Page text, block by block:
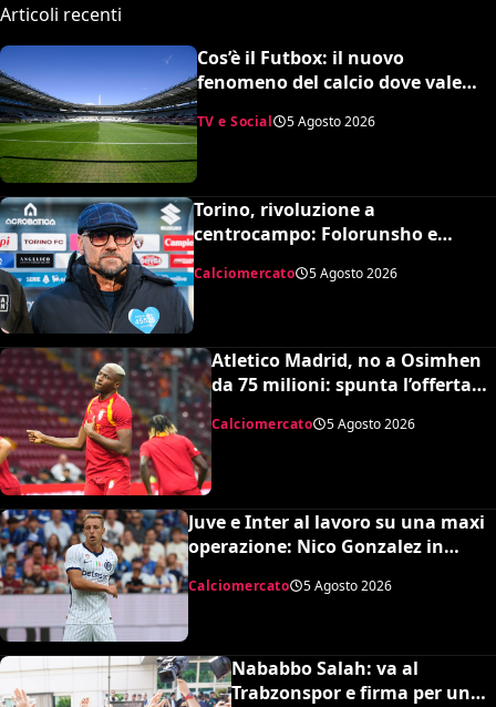
Articoli recenti
Cos’è il Futbox: il nuovo
fenomeno del calcio dove vale
quasi tutto e scoppiano le risse
TV e Social 5 Agosto 2026
Torino, rivoluzione a
centrocampo: Folorunsho e
Sulemana in cima alla lista di
Petrachi
Calciomercato 5 Agosto 2026
Atletico Madrid, no a Osimhen
da 75 milioni: spunta l’offerta
del Tottenham
Calciomercato 5 Agosto 2026
Juve e Inter al lavoro su una maxi
operazione: Nico Gonzalez in
nerazzurro, Frattesi a Torino
Calciomercato 5 Agosto 2026
Nababbo Salah: va al
Trabzonspor e firma per una